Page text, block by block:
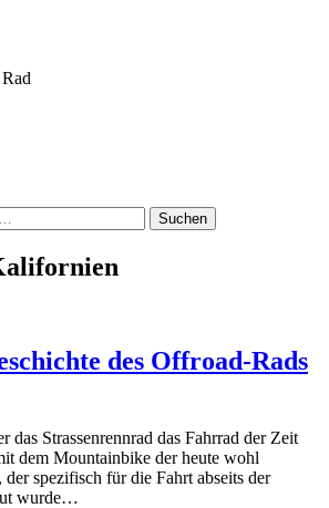
des Offroad-Rads
das Strassenrennrad das Fahrrad der Zeit
dem Mountainbike der heute wohl
spezifisch für die Fahrt abseits der
wurde…